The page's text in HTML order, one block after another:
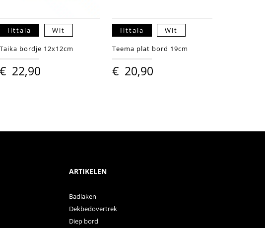
Iittala Wit
Taika bordje 12x12cm
€ 22,90
Iittala Wit
Teema plat bord 19cm
€ 20,90
ARTIKELEN
Badlaken
Dekbedovertrek
Diep bord